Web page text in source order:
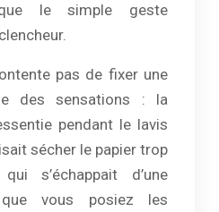
le simple geste
pas de fixer une
des sensations : la
pendant le lavis
sécher le papier trop
s’échappait d’une
vous posiez les